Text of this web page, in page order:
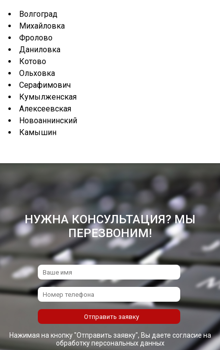
Волгоград
Михайловка
Фролово
Даниловка
Котово
Ольховка
Серафимович
Кумылженская
Алексеевская
Новоаннинский
Камышин
НУЖНА КОНСУЛЬТАЦИЯ? МЫ
ПЕРЕЗВОНИМ!
Нажимая на кнопку "Отправить заявку", Вы даете согласие на
обработку персональных данных